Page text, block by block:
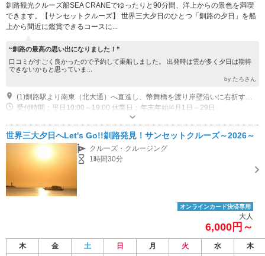
釧路観光クルーズ船SEA CRANEでゆったりと90分間、洋上からの景色を満喫
できます。【サンセットクルーズ】 世界三大夕日のひとつ「釧路の夕日」を船
上から間近に鑑賞できるコースに...
“釧路の最高の思い出になりました！”
口コミがすごく良かったので予約して乗船しました。 出発時は雲が多く夕日は期待
できないかもと思っていま...
by たろさん
(1)釧路駅より南東（北大通）へ直進し、幣舞橋を渡り岸壁沿いに右折する ※約1.3㎞ 徒歩約20分
受付時間：平日10:00～19:00 休業日：年末年始/4月1日～29日
世界三大夕日へLet's Go!!釧路発見！サンセットクルーズ～2026～
クルーズ・クルージング
1時間30分
オンラインカード決済専用
大人
6,000円～
木 金 土 日 月 火 水
木